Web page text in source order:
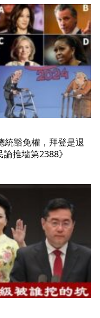
統豁免權，拜登是退
推墻第2388》